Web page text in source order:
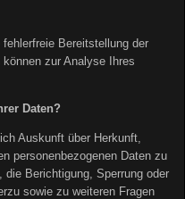
Bereitstellung der
zur Analyse Ihres
Daten?
Auskunft über Herkunft,
personenbezogenen Daten zu
Berichtigung, Sperrung oder
sowie zu weiteren Fragen